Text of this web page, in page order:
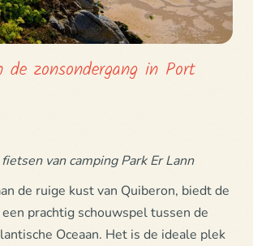
de zonsondergang in Port
van camping Park Er Lann
de ruige kust van Quiberon, biedt de
prachtig schouwspel tussen de
Oceaan. Het is de ideale plek